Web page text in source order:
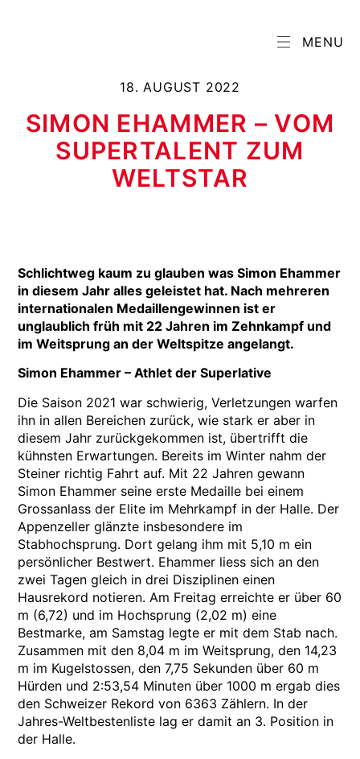
MENU
18. AUGUST 2022
SIMON EHAMMER – VOM
SUPERTALENT ZUM
WELTSTAR
Schlichtweg kaum zu glauben was Simon Ehammer
in diesem Jahr alles geleistet hat. Nach mehreren
internationalen Medaillengewinnen ist er
unglaublich früh mit 22 Jahren im Zehnkampf und
im Weitsprung an der Weltspitze angelangt.
Simon Ehammer – Athlet der Superlative
Die Saison 2021 war schwierig, Verletzungen warfen
ihn in allen Bereichen zurück, wie stark er aber in
diesem Jahr zurückgekommen ist, übertrifft die
kühnsten Erwartungen. Bereits im Winter nahm der
Steiner richtig Fahrt auf. Mit 22 Jahren gewann
Simon Ehammer seine erste Medaille bei einem
Grossanlass der Elite im Mehrkampf in der Halle. Der
Appenzeller glänzte insbesondere im
Stabhochsprung. Dort gelang ihm mit 5,10 m ein
persönlicher Bestwert. Ehammer liess sich an den
zwei Tagen gleich in drei Disziplinen einen
Hausrekord notieren. Am Freitag erreichte er über 60
m (6,72) und im Hochsprung (2,02 m) eine
Bestmarke, am Samstag legte er mit dem Stab nach.
Zusammen mit den 8,04 m im Weitsprung, den 14,23
m im Kugelstossen, den 7,75 Sekunden über 60 m
Hürden und 2:53,54 Minuten über 1000 m ergab dies
den Schweizer Rekord von 6363 Zählern. In der
Jahres-Weltbestenliste lag er damit an 3. Position in
der Halle.